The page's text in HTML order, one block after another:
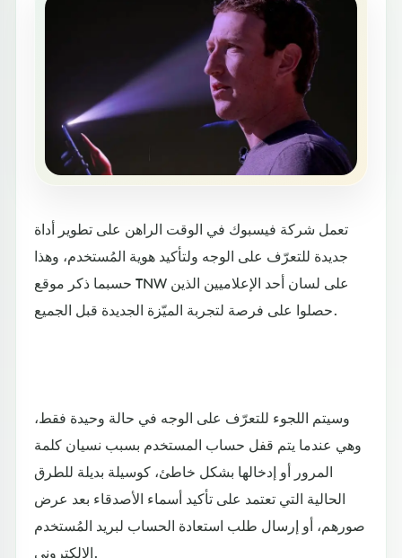
تعمل شركة فيسبوك في الوقت الراهن على تطوير أداة
جديدة للتعرّف على الوجه ولتأكيد هوية المُستخدم، وهذا
حسبما ذكر موقع TNW على لسان أحد الإعلاميين الذين
حصلوا على فرصة لتجربة الميّزة الجديدة قبل الجميع.
وسيتم اللجوء للتعرّف على الوجه في حالة وحيدة فقط،
وهي عندما يتم قفل حساب المستخدم بسبب نسيان كلمة
المرور أو إدخالها بشكل خاطئ، كوسيلة بديلة للطرق
الحالية التي تعتمد على تأكيد أسماء الأصدقاء بعد عرض
صورهم، أو إرسال طلب استعادة الحساب لبريد المُستخدم
الإلكتروني.